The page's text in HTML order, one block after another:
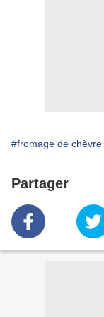
#fromage de chèvre
Partager